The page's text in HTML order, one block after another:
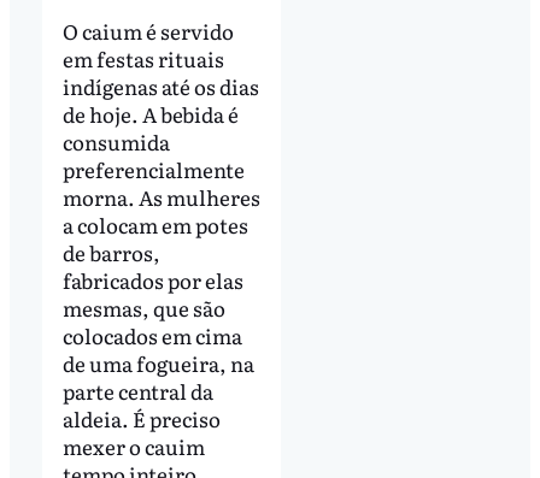
O caium é servido
em festas rituais
indígenas até os dias
de hoje. A bebida é
consumida
preferencialmente
morna. As mulheres
a colocam em potes
de barros,
fabricados por elas
mesmas, que são
colocados em cima
de uma fogueira, na
parte central da
aldeia. É preciso
mexer o cauim